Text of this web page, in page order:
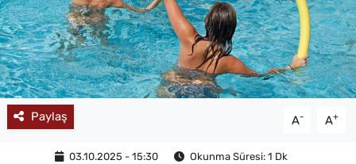
Paylaş A- A+
03.10.2025 - 15:30 Okunma Süresi: 1 Dk